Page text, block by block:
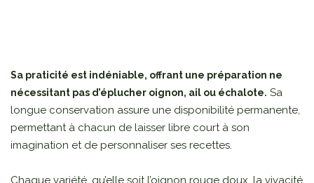
Sa praticité est indéniable, offrant une préparation ne
nécessitant pas d’éplucher oignon, ail ou échalote. Sa
longue conservation assure une disponibilité permanente,
permettant à chacun de laisser libre court à son
imagination et de personnaliser ses recettes.
Chaque variété, qu’elle soit l’oignon rouge doux, la vivacité